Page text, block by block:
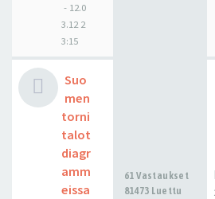
- 12.0
3.12 2
3:15
Suo
men
torni
talot
diagr
amm
eissa
61 Vastaukset
81473 Luettu